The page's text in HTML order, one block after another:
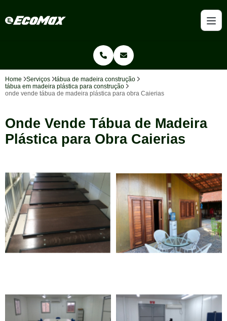
Home Serviços
tábua de madeira construção
tábua em madeira plástica para construção
onde vende tábua de madeira plástica para obra Caierias
Onde Vende Tábua de Madeira
Plástica para Obra Caierias